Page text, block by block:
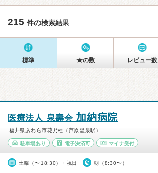
215 件の検索結果
標準 ★の数 レビュー数
医療法人 泉壽会 加納病院
福井県あわら市花乃杜（芦原温泉駅）
駐車場あり 電子決済可 マイナ受付
土曜（〜18:30）・祝日 朝（8:30〜）